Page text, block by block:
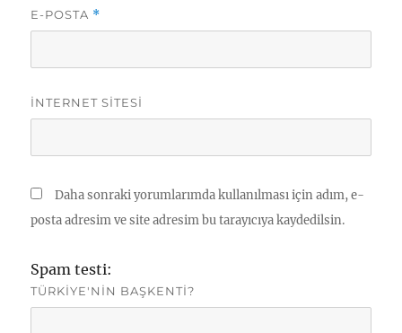
E-POSTA *
İNTERNET SITESI
Daha sonraki yorumlarımda kullanılması için adım, e-
posta adresim ve site adresim bu tarayıcıya kaydedilsin.
Spam testi:
TÜRKIYE'NIN BAŞKENTI?